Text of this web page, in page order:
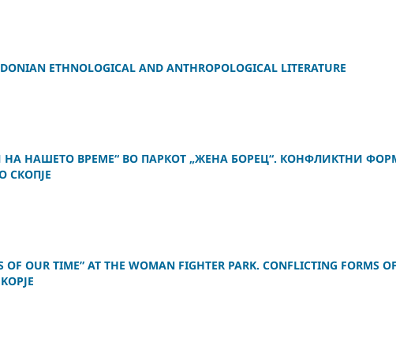
ETHNOLOGICAL AND ANTHROPOLOGICAL LITERATURE
НАШЕТО ВРЕМЕ“ ВО ПАРКОТ „ЖЕНА БОРЕЦ“. КОНФЛИКТНИ
СКОПЈЕ
OF OUR TIME” AT THE WOMAN FIGHTER PARK. CONFLICTING FORMS OF